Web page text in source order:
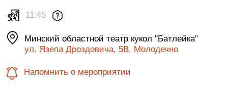
11:45
Минский областной театр кукол "Батлейка"
ул. Язепа Дроздовича, 5В, Молодечно
Напомнить о мероприятии